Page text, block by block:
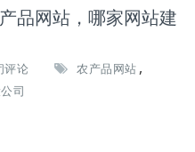
品网站，哪家网站建
评论 农产品网站 ,
司